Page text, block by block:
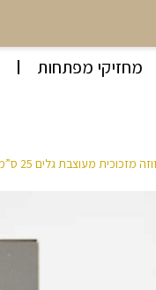
מחזיקי מפתחות
מזכוכית מעוצבת גלים 25 ס”מ